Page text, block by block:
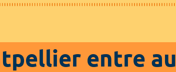
entre au